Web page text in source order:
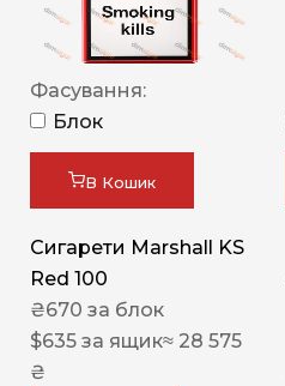
Фасування:
Блок
В Кошик
Сигарети Marshall KS
Red 100
₴670 за блок
$635 за ящик≈ 28 575
₴